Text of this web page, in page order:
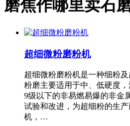
磨焦作哪里卖石
超细微粉磨粉机
超细微粉磨粉机是一种细粉
粉磨主要适用于中、低硬度
9级以下的非易燃易爆的非金
试验和改进，为超细粉的生
机，…